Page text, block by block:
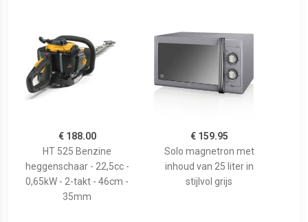
€ 188.00
HT 525 Benzine
heggenschaar - 22,5cc -
0,65kW - 2-takt - 46cm -
35mm
€ 159.95
Solo magnetron met
inhoud van 25 liter in
stijlvol grijs